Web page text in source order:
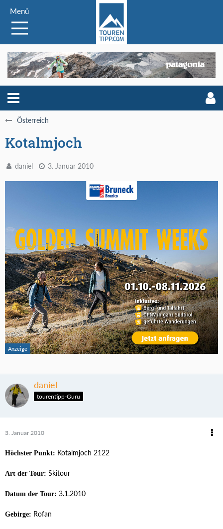
Menü
Österreich
Kotalmjoch
daniel 3. Januar 2010
daniel
tourentipp-Guru
3. Januar 2010
Höchster Punkt: Kotalmjoch 2122
Art der Tour: Skitour
Datum der Tour: 3.1.2010
Gebirge: Rofan